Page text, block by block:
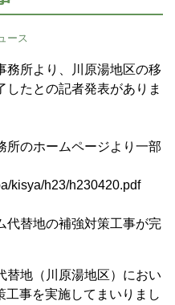
ース
所より、川原湯地区の移
たとの記者発表がありま
所のホームページより一部
kisya/h23/h230420.pdf
替地の補強対策工事が完
地（川原湯地区）におい
事を実施してまいりまし